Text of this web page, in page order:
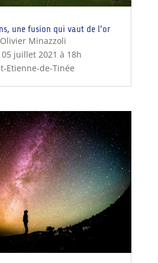
une fusion qui vaut de l’or
Minazzoli
juillet 2021 à 18h
Etienne-de-Tinée